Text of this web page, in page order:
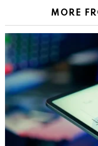
MORE